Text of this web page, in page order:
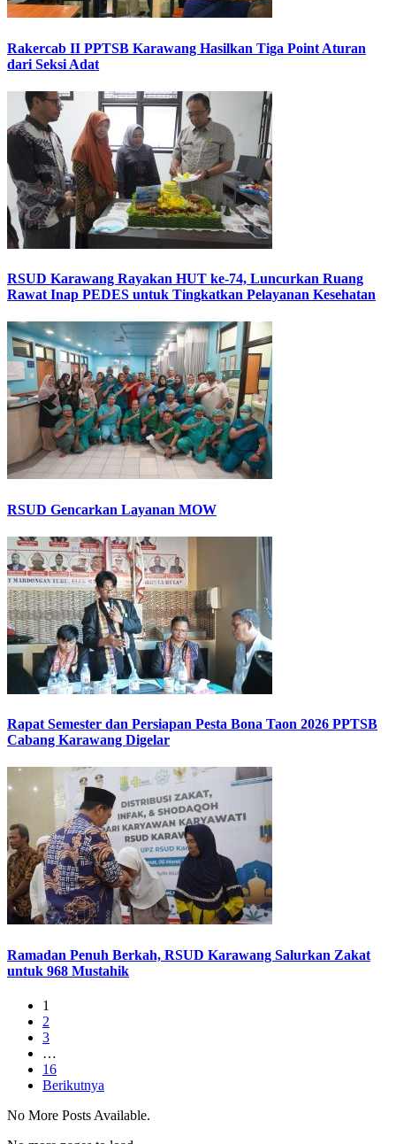
Rakercab II PPTSB Karawang Hasilkan Tiga Point Aturan
dari Seksi Adat
RSUD Karawang Rayakan HUT ke-74, Luncurkan Ruang
Rawat Inap PEDES untuk Tingkatkan Pelayanan Kesehatan
RSUD Gencarkan Layanan MOW
Rapat Semester dan Persiapan Pesta Bona Taon 2026 PPTSB
Cabang Karawang Digelar
Ramadan Penuh Berkah, RSUD Karawang Salurkan Zakat
untuk 968 Mustahik
1
2
3
…
16
Berikutnya
No More Posts Available.